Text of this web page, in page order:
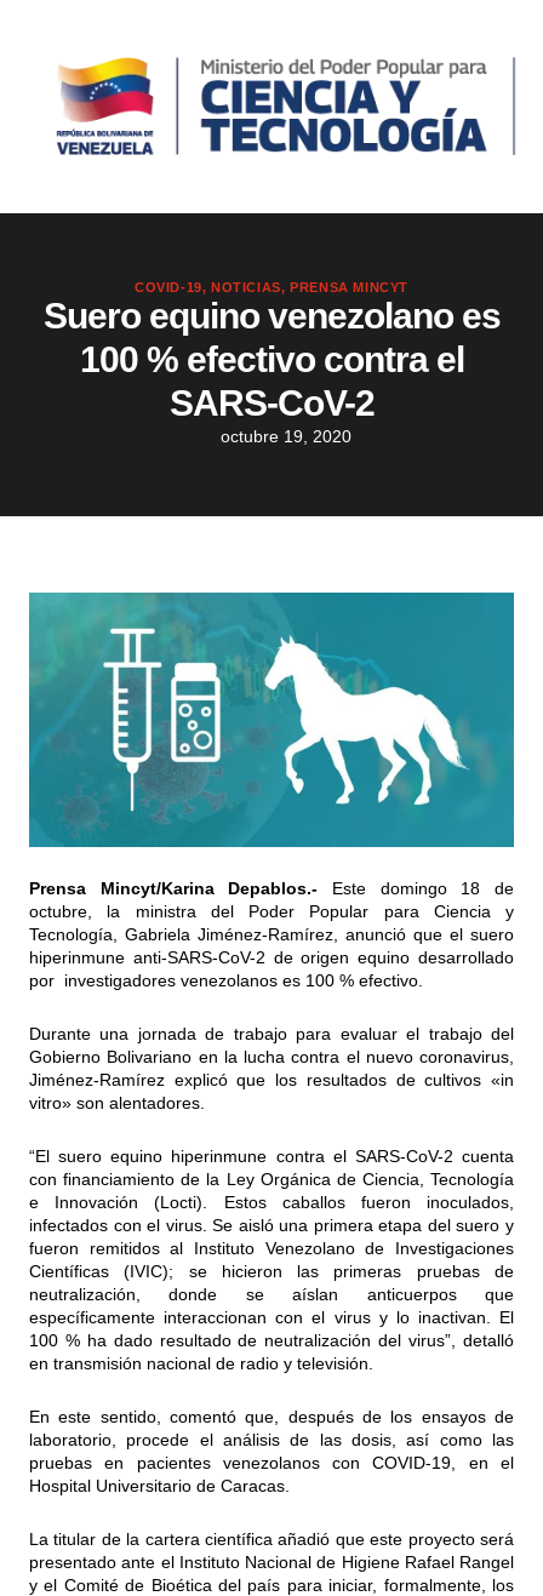
COVID-19, NOTICIAS, PRENSA MINCYT
Suero equino venezolano es
100 % efectivo contra el
SARS-CoV-2
octubre 19, 2020
Prensa Mincyt/Karina Depablos.- Este domingo 18 de
octubre, la ministra del Poder Popular para Ciencia y
Tecnología, Gabriela Jiménez-Ramírez, anunció que el suero
hiperinmune anti-SARS-CoV-2 de origen equino desarrollado
por investigadores venezolanos es 100 % efectivo.
Durante una jornada de trabajo para evaluar el trabajo del
Gobierno Bolivariano en la lucha contra el nuevo coronavirus,
Jiménez-Ramírez explicó que los resultados de cultivos «in
vitro» son alentadores.
“El suero equino hiperinmune contra el SARS-CoV-2 cuenta
con financiamiento de la Ley Orgánica de Ciencia, Tecnología
e Innovación (Locti). Estos caballos fueron inoculados,
infectados con el virus. Se aisló una primera etapa del suero y
fueron remitidos al Instituto Venezolano de Investigaciones
Científicas (IVIC); se hicieron las primeras pruebas de
neutralización, donde se aíslan anticuerpos que
específicamente interaccionan con el virus y lo inactivan. El
100 % ha dado resultado de neutralización del virus”, detalló
en transmisión nacional de radio y televisión.
En este sentido, comentó que, después de los ensayos de
laboratorio, procede el análisis de las dosis, así como las
pruebas en pacientes venezolanos con COVID-19, en el
Hospital Universitario de Caracas.
La titular de la cartera científica añadió que este proyecto será
presentado ante el Instituto Nacional de Higiene Rafael Rangel
y el Comité de Bioética del país para iniciar, formalmente, los